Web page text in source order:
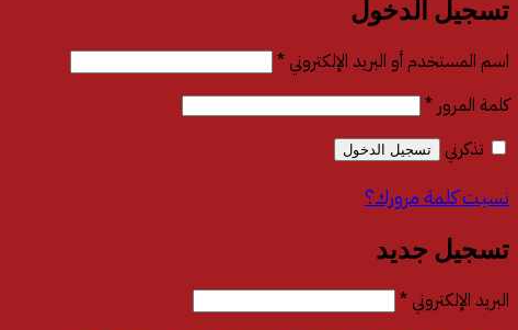
تسجيل الدخول
اسم المستخدم أو البريد الإلكتروني *مطلوبة
كلمة المرور *مطلوبة
تذكرني
تسجيل الدخول
نسيت كلمة مرورك؟
تسجيل جديد
البريد الإلكتروني *مطلوبة